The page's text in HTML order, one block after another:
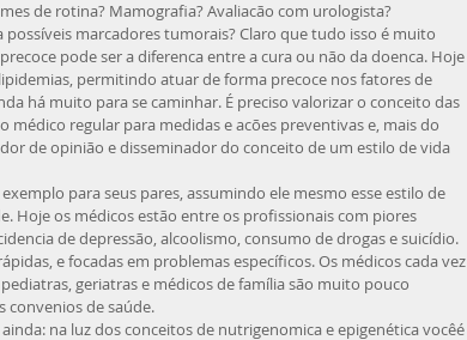
marcadores tumorais? Claro que tudo isso é muito
pode ser a diferenca entre a cura ou não da doenca. Hoje
permitindo atuar de forma precoce nos fatores de
há muito para se caminhar. É preciso valorizar o conceito das
regular para medidas e acões preventivas e, mais do
de opinião e disseminador do conceito de um estilo de vida
Hoje os médicos estão entre os profissionais com piores
de depressão, alcoolismo, consumo de drogas e suicídio.
e focadas em problemas específicos. Os médicos cada vez
geriatras e médicos de família são muito pouco
convenios de saúde.